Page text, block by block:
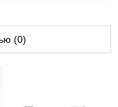
(0)